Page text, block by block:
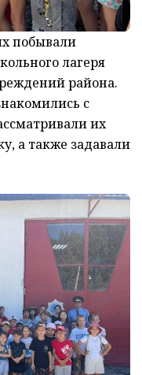
побывали
лагеря
района.
с
их
а также задавали